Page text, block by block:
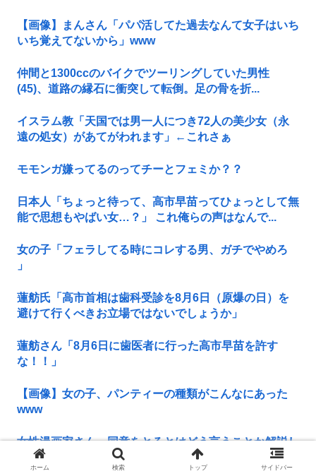
【画像】まんさん「パパ活してた過去なんて女子はいち
いち覚えてないから」www
仲間と1300ccのバイクでツーリングしていた男性
(45)、道路の縁石に衝突して転倒。足の骨を折...
イスラム教「天国では男一人につき72人の美少女（永
遠の処女）があてがわれます」←これさぁ
モモンガ嫌ってるのってチーとフェミか？？
日本人「ちょっと待って、高市早苗ってひょっとして無
能で思想もやばい女…？」 これ俺らの声はなんで...
女の子「フェラしてる時にコレする男、ガチでやめろ
」
蓮舫氏「高市首相は歯科受診を8月6日（原爆の日）を
避けて行くべきお立場ではないでしょうか」
蓮舫さん「8月6日に歯医者に行った高市早苗を許す
な！！」
【画像】女の子、パンティーの種類がこんなにあった
www
女性漫画家さん、同意をとるとはどう言うことか解説し
てくれる
ホーム 検索 トップ サイドバー